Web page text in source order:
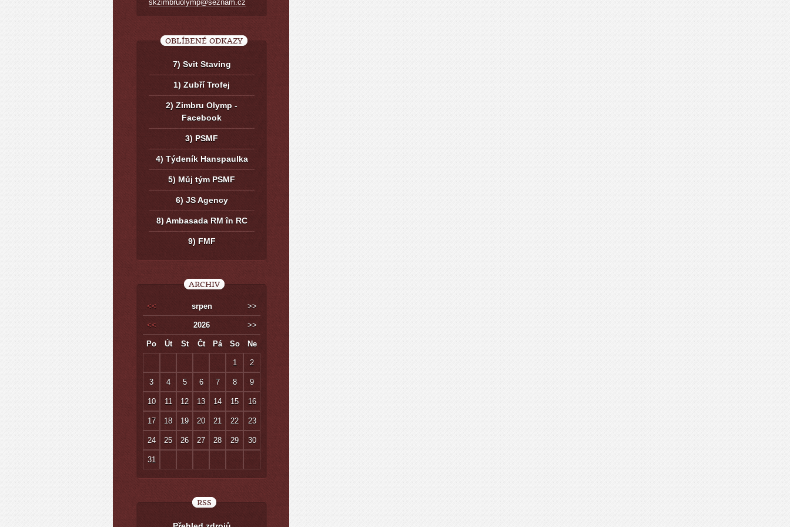
skzimbruolymp@seznam.cz
OBLÍBENÉ ODKAZY
7) Svit Staving
1) Zubří Trofej
2) Zimbru Olymp -
Facebook
3) PSMF
4) Týdeník Hanspaulka
5) Můj tým PSMF
6) JS Agency
8) Ambasada RM în RC
9) FMF
ARCHIV
<< srpen >>
<< 2026 >>
Po Út St Čt Pá So Ne
1 2
3 4 5 6 7 8 9
10 11 12 13 14 15 16
17 18 19 20 21 22 23
24 25 26 27 28 29 30
31
RSS